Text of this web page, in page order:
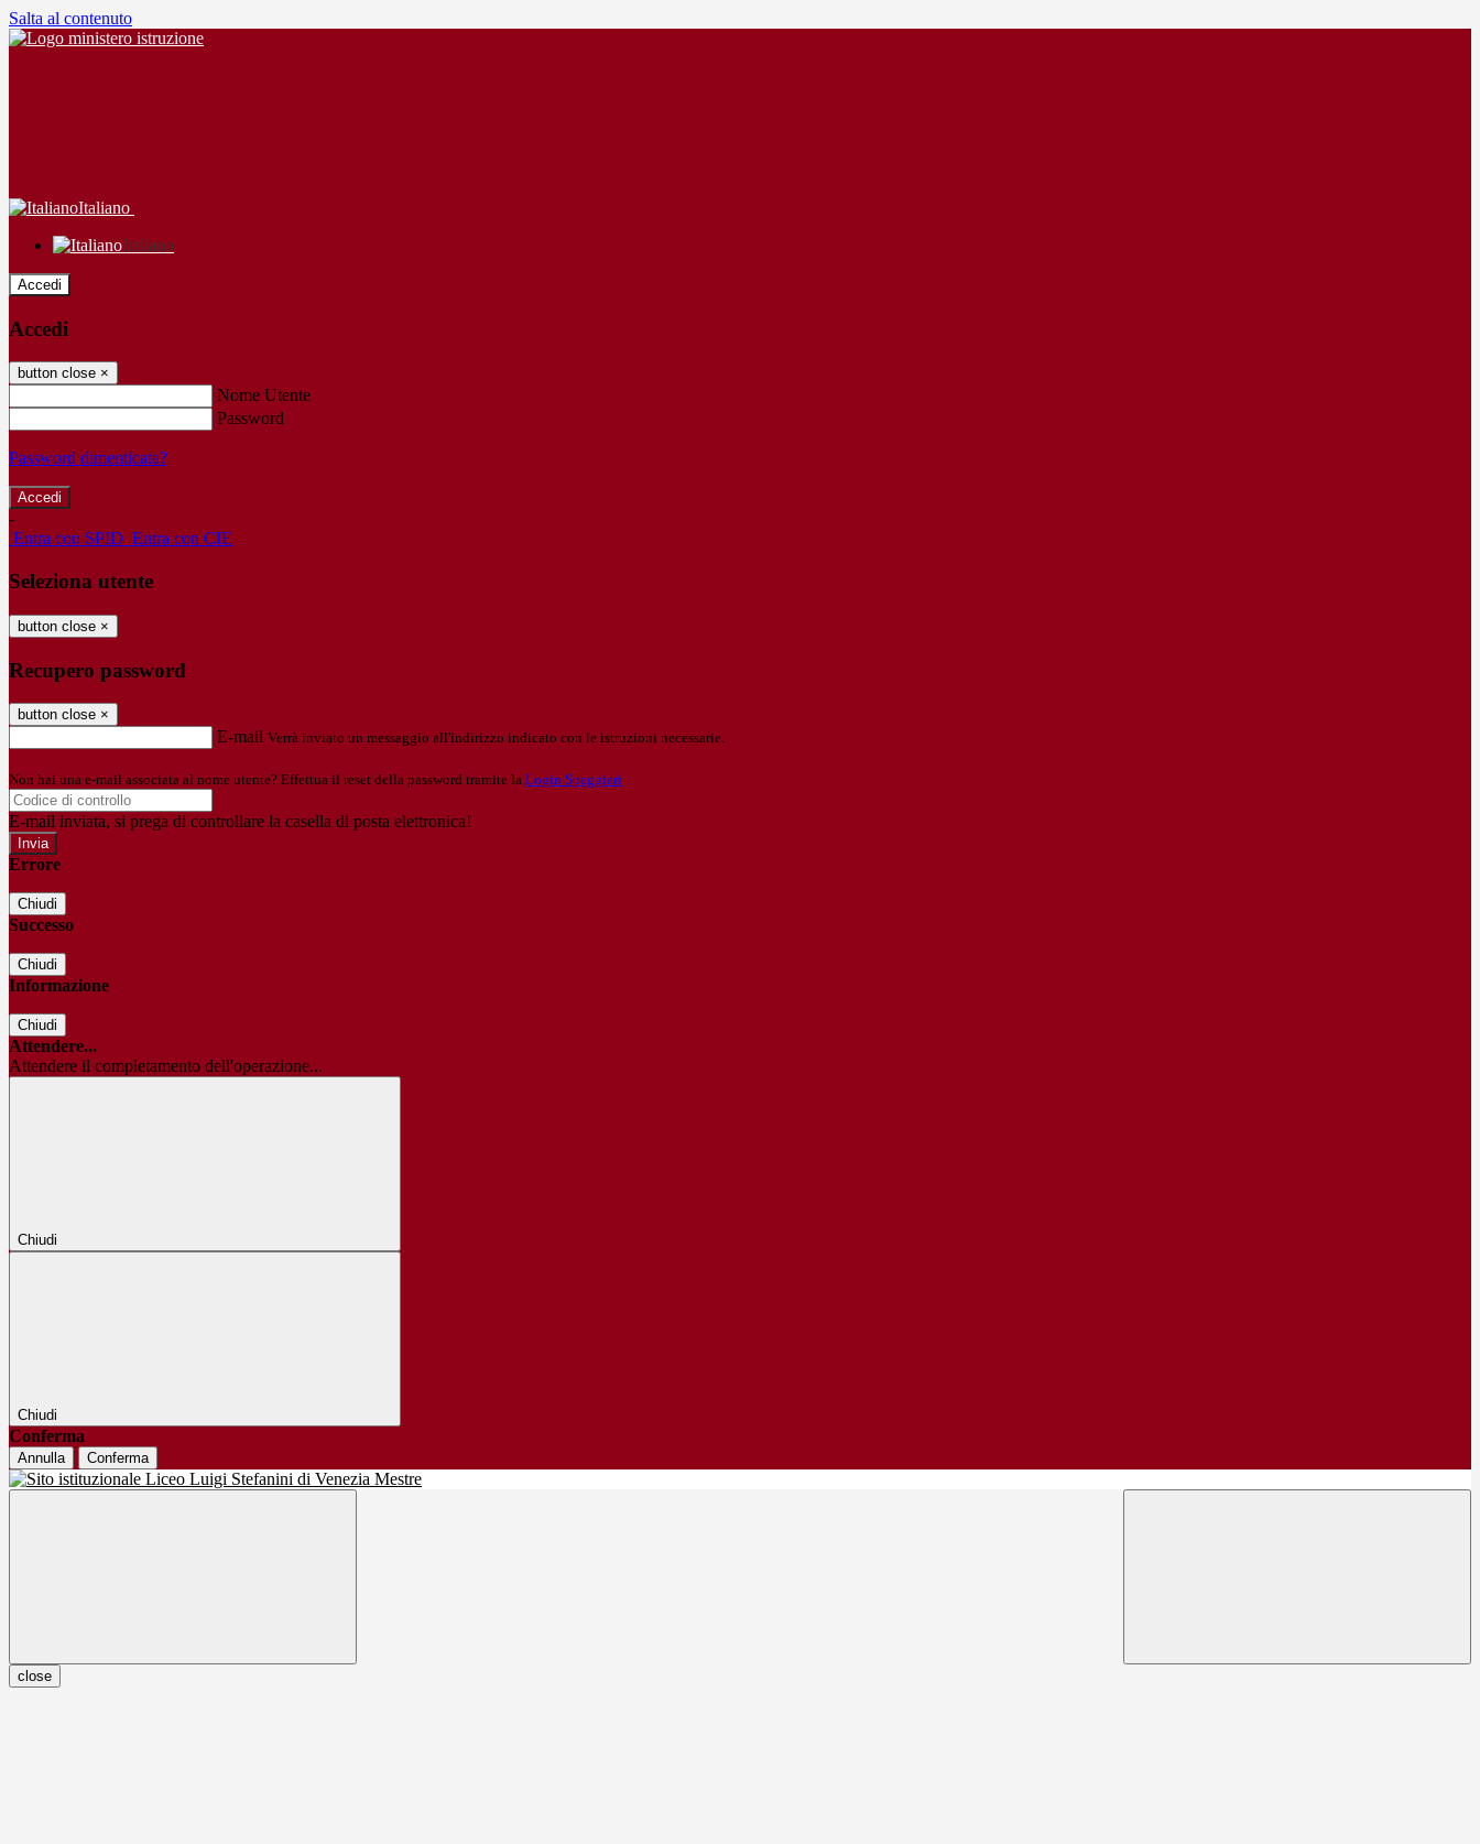
Salta al contenuto
Italiano
Italiano
Accedi
Accedi
button close ×
Nome Utente
Password
Password dimenticata?
-
Entra con SPID Entra con CIE
Seleziona utente
button close ×
Recupero password
button close ×
E-mail Verrà inviato un messaggio all'indirizzo indicato con le istruzioni necessarie.
Non hai una e-mail associata al nome utente? Effettua il reset della password tramite la Login Spaggiari
E-mail inviata, si prega di controllare la casella di posta elettronica!
Errore
Chiudi
Successo
Chiudi
Informazione
Chiudi
Attendere...
Attendere il completamento dell'operazione...
Chiudi
Chiudi
Conferma
Annulla Conferma
close